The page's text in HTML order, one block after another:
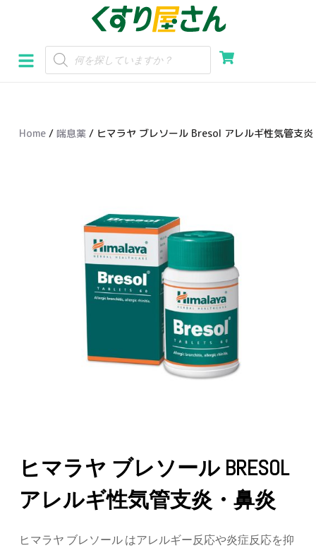
ン
テ
スHome / 喘息薬 / ヒマラヤ ブレソール Bresol アレルギ性気管支炎
ヒマラヤ ブレソール BRESOL
アレルギ性気管支炎・鼻炎
ヒマラヤ ブレソール はアレルギー反応や炎症反応を抑